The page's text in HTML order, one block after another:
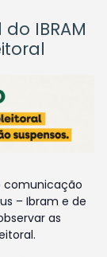
IBRAM
comunicação
– Ibram e de
as